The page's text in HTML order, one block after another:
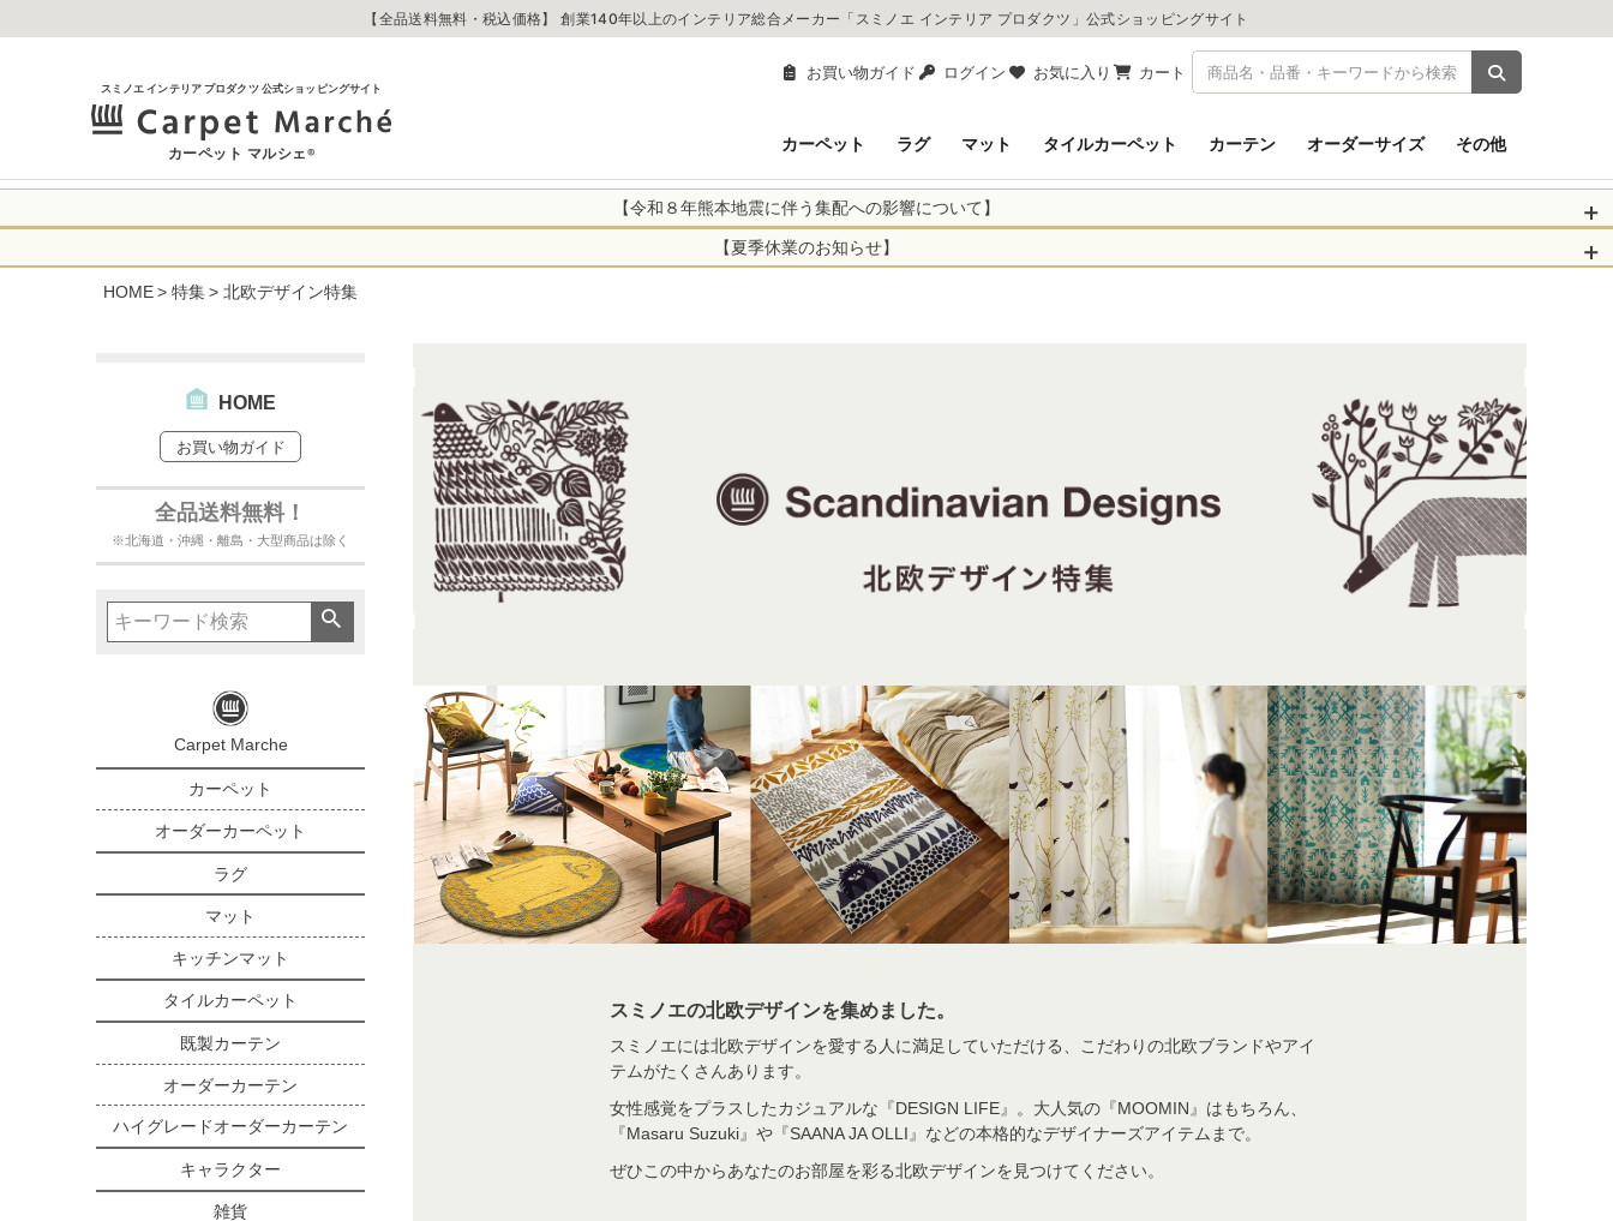
【全品送料無料・税込価格】 創業140年以上のインテリア総合メーカー「スミノエ インテリア プロダクツ」公式ショッピングサイト
お買い物ガイド ログイン お気に入り カート 商品を検索
スミノエ インテリア プロダクツ 公式ショッピングサイト
カーペット マルシェ® カーペット ラグ マット タイルカーペット カーテン オーダーサイズ その他
【令和８年熊本地震に伴う集配への影響について】
令和8年熊本地震により、お亡くなりになられた方々に深く哀悼の意を表しますとともに、被災された皆さま
に心よりお見舞い申し上げます。 この地震の影響により、現在、一部地域を発着するお荷物のお届けに遅れが
・九州から全国あてのお荷物
なお、今後の被害状況や交通規制などにより、対象地域やサービスへの影響が変更となる場合がございます。
お客さまにはご不便をおかけいたしますが、何卒ご理解賜りますようお願い申し上げます。
詳しくはこちら
【夏季休業のお知らせ】
出荷センターも休業となりますため、休業期間中のご注文商品の出荷は
オーダー商品など、詳しくはこちらから
HOME 特集 北欧デザイン特集
HOME
お買い物ガイド
全品送料無料！
※北海道・沖縄・離島・大型商品は除く
Carpet Marche
カーペット
オーダーカーペット
ラグ
マット
キッチンマット
タイルカーペット
既製カーテン
オーダーカーテン
ハイグレードオーダーカーテン
キャラクター
雑貨
スミノエの北欧デザインを集めました。
スミノエには北欧デザインを愛する人に満足していただける、こだわりの北欧ブランドやアイ
テムがたくさんあります。
女性感覚をプラスしたカジュアルな『DESIGN LIFE』。大人気の『MOOMIN』はもちろん、
『Masaru Suzuki』や『SAANA JA OLLI』などの本格的なデザイナーズアイテムまで。
ぜひこの中からあなたのお部屋を彩る北欧デザインを見つけてください。